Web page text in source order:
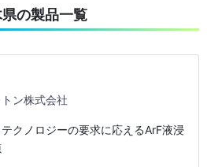
の製品一覧
ン株式会社
クノロジーの要求に応えるArF液浸